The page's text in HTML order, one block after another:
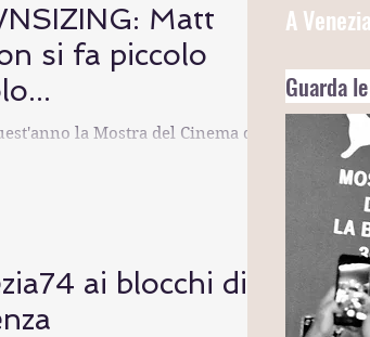
Matt
si fa piccolo
la Mostra del Cinema di
ai blocchi di
A
Guarda